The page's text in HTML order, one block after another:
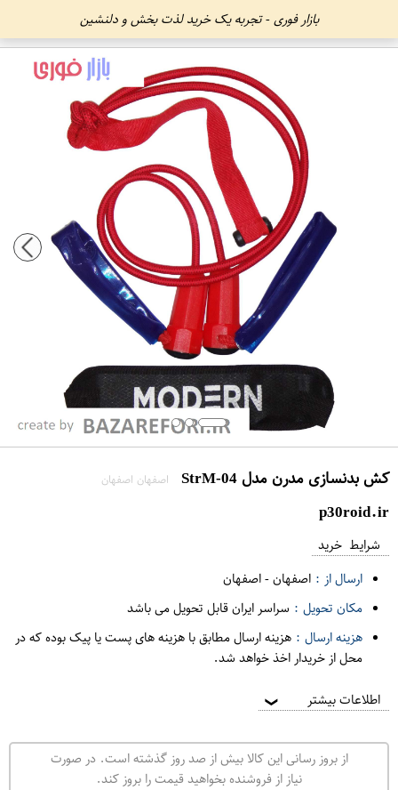
بازار فوری - تجربه یک خرید لذت بخش و دلنشین
کش بدنسازی مدرن مدل StrM-04 اصفهان اصفهان
p30roid.ir
شرایط خرید
ارسال از : اصفهان-اصفهان
مکان تحویل : سراسر ایران قابل تحویل می باشد
هزینه ارسال : هزینه ارسال مطابق با هزینه های پست یا پیک بوده که در
محل از خریدار اخذ خواهد شد.
اطلاعات بیشتر ❯
از بروز رسانی این کالا بیش از صد روز گذشته است. در صورت
نیاز از فروشنده بخواهید قیمت را بروز کند.